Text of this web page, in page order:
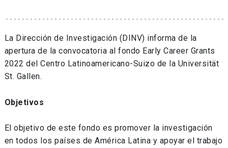
La Dirección de Investigación (DINV) informa de la
apertura de la convocatoria al fondo Early Career Grants
2022 del Centro Latinoamericano-Suizo de la Universität
St. Gallen.
Objetivos
El objetivo de este fondo es promover la investigación
en todos los países de América Latina y apoyar el trabajo